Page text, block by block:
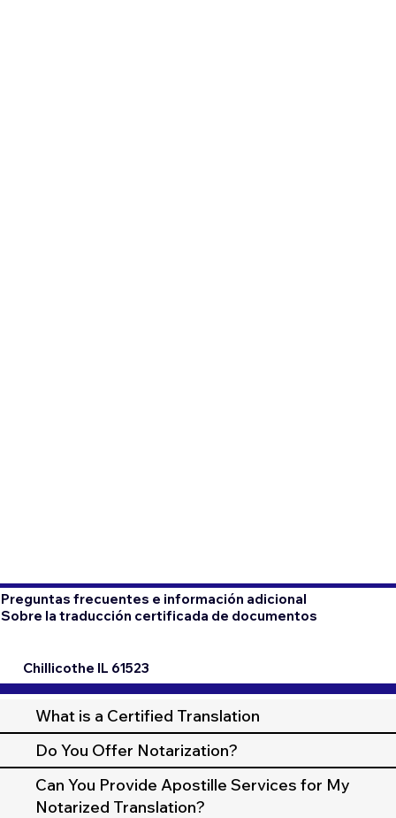
Preguntas frecuentes e información adicional
Sobre la traducción certificada de documentos
Chillicothe IL 61523
What is a Certified Translation
Do You Offer Notarization?
Can You Provide Apostille Services for My
Notarized Translation?